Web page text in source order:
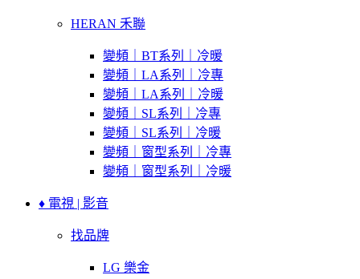
HERAN 禾聯
變頻｜BT系列｜冷暖
變頻｜LA系列｜冷專
變頻｜LA系列｜冷暖
變頻｜SL系列｜冷專
變頻｜SL系列｜冷暖
變頻｜窗型系列｜冷專
變頻｜窗型系列｜冷暖
♦ 電視 | 影音
找品牌
LG 樂金